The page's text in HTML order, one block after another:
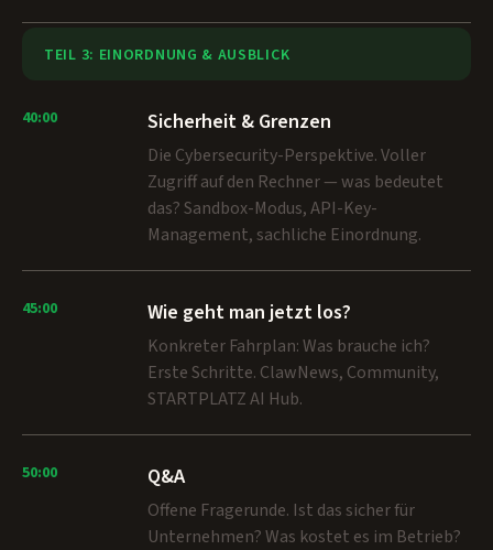
TEIL 3: EINORDNUNG & AUSBLICK
40:00 Sicherheit & Grenzen
Die Cybersecurity-Perspektive. Voller
Zugriff auf den Rechner — was bedeutet
das? Sandbox-Modus, API-Key-
Management, sachliche Einordnung.
45:00 Wie geht man jetzt los?
Konkreter Fahrplan: Was brauche ich?
Erste Schritte. ClawNews, Community,
STARTPLATZ AI Hub.
50:00 Q&A
Offene Fragerunde. Ist das sicher für
Unternehmen? Was kostet es im Betrieb?